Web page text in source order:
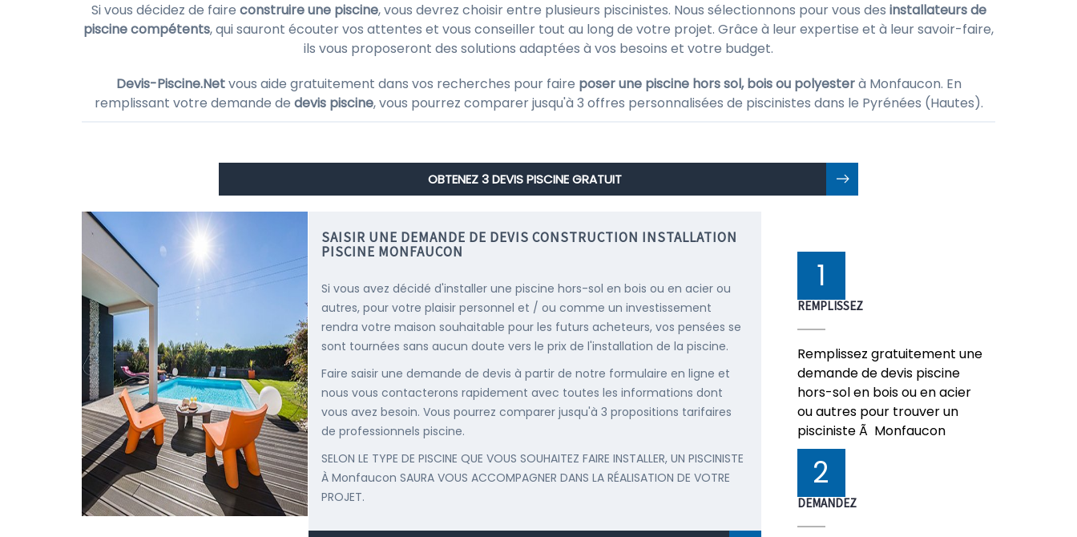
Si vous décidez de faire construire une piscine, vous devrez choisir entre plusieurs piscinistes. Nous sélectionnons pour vous des installateurs de
piscine compétents, qui sauront écouter vos attentes et vous conseiller tout au long de votre projet. Grâce à leur expertise et à leur savoir-faire,
ils vous proposeront des solutions adaptées à vos besoins et votre budget.
Devis-Piscine.Netvous aide gratuitement dans vos recherches pour faire poser une piscine hors sol, bois ou polyesterà Monfaucon. En
remplissant votre demande de devis piscine, vous pourrez comparer jusqu'à 3 offres personnalisées de piscinistes dans le Pyrénées (Hautes).
OBTENEZ 3 DEVIS PISCINE GRATUIT
SAISIR UNE DEMANDE DE DEVIS CONSTRUCTION INSTALLATION
PISCINE MONFAUCON
Si vous avez décidé d'installer une piscine hors-sol en bois ou en acier ou
autres, pour votre plaisir personnel et / ou comme un investissement
rendra votre maison souhaitable pour les futurs acheteurs, vos pensées se
sont tournées sans aucun doute vers le prix de l'installation de la piscine.
Faire saisir une demande de devis à partir de notre formulaire en ligne et
nous vous contacterons rapidement avec toutes les informations dont
vous avez besoin. Vous pourrez comparer jusqu'à 3 propositions tarifaires
de professionnels piscine.
SELON LE TYPE DE PISCINE QUE VOUS SOUHAITEZ FAIRE INSTALLER, UN PISCINISTE
À Monfaucon SAURA VOUS ACCOMPAGNER DANS LA RÉALISATION DE VOTRE
PROJET.
1
REMPLISSEZ
Remplissez gratuitement une
demande de devis piscine
hors-sol en bois ou en acier
ou autres pour trouver un
pisciniste Ã Monfaucon
2
DEMANDEZ